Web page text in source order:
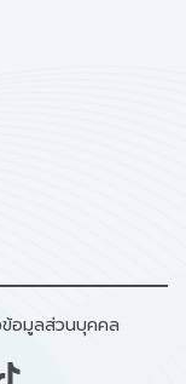
อมูลส่วนบุคคล